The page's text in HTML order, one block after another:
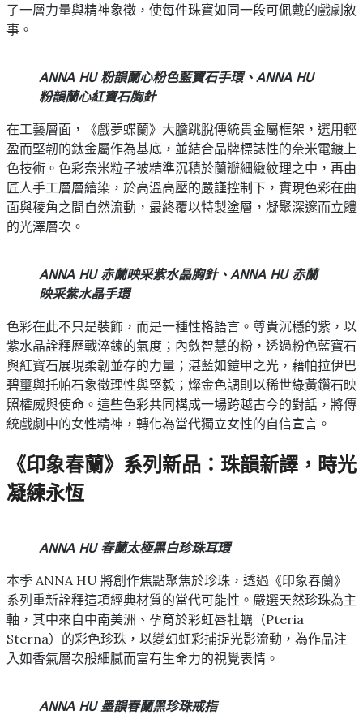
了一層力量與精神象徵，使每件珠寶如同一段可佩戴的戲劇敘
事。
ANNA HU 粉韻蘭心粉色藍寶石手環、ANNA HU
粉韻蘭心紅寶石胸針
在工藝層面，《戲夢蝶蘭》大膽跳脫傳統貴金屬框架，選用輕
盈而堅韌的鈦金屬作為基底，並結合品牌標誌性的奈米電鍍上
色技術。色彩奈米粒子被精準沉積於蘭瓣細緻紋理之中，再由
匠人手工層層繪染，於高溫高壓的嚴謹控制下，實現色彩在曲
面與稜角之間自然流動，最終覆以特製塗層，凝聚深邃而立體
的光澤層次。
ANNA HU 赤蘭映采紫水晶胸針、ANNA HU 赤蘭
映采紫水晶手環
色彩在此不只是裝飾，而是一種性格語言。尊貴沉穩的紫，以
紫水晶詮釋歷戰淬鍊的氣度；內斂智慧的粉，透過粉色藍寶石
與紅寶石展現柔韌並存的力量；湛藍如鎧甲之光，藉帕拉伊巴
碧璽與托帕石象徵理性與堅毅；燦金色調則以稀世綠黃鑽石映
照權威與使命。這些色彩共同構成一場跨越古今的對話，將傳
統戲劇中的女性精神，轉化為當代獨立女性的自信宣言。
《印象春蘭》系列新品：珠韻新譯，時光
凝練永恆
ANNA HU 春蘭太極黑白珍珠耳環
本季 ANNA HU 將創作焦點聚焦於珍珠，透過《印象春蘭》
系列重新詮釋這項經典材質的當代可能性。嚴選天然珍珠為主
軸，其中來自中南美洲、孕育於彩虹唇牡蠣（Pteria
Sterna）的彩色珍珠，以變幻虹彩捕捉光影流動，為作品注
入如香氣層次般細膩而富有生命力的視覺表情。
ANNA HU 墨韻春蘭黑珍珠戒指